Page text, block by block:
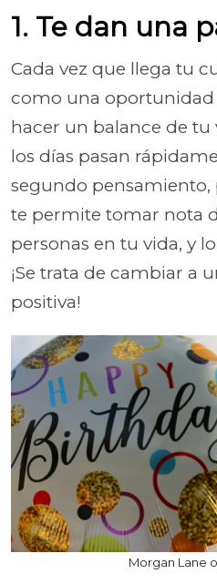
1. Te dan una
Cada vez que llega tu
como una oportunidad
hacer un balance de tu
los días pasan
segundo pensamiento,
te permite tomar nota
personas en tu vida, y
¡Se trata de cambiar a
positiva!
Morgan Lane